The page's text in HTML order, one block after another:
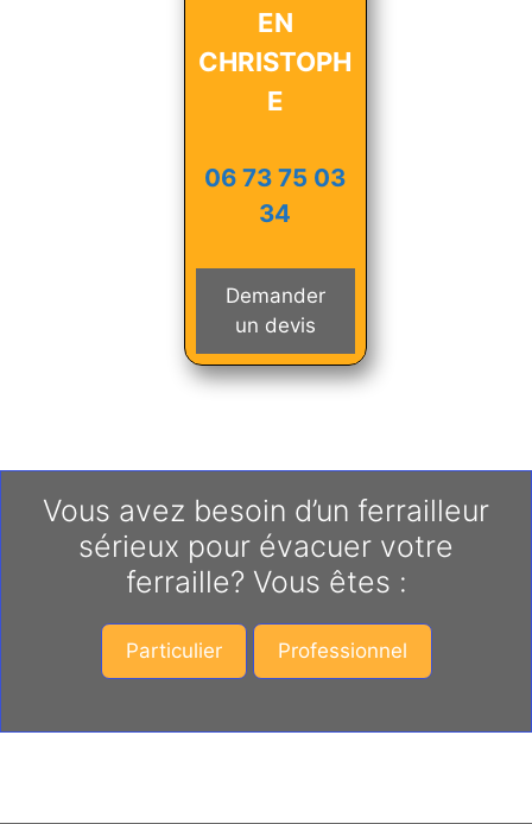
EN
CHRISTOPH
E
06 73 75 03
34
Demander
un devis
Vous avez besoin d’un ferrailleur
sérieux pour évacuer votre
ferraille? Vous êtes :
Particulier Professionnel